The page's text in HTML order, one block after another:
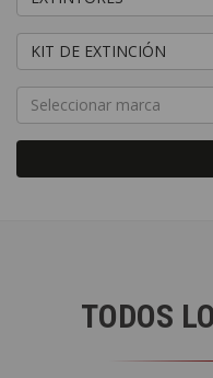
KIT DE EXTINCIÓN
Seleccionar marca
TODOS